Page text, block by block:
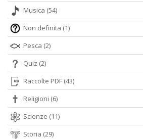
Musica (54)
Non definita (1)
Pesca (2)
Quiz (2)
Raccolte PDF (43)
Religioni (6)
Scienze (11)
Storia (29)